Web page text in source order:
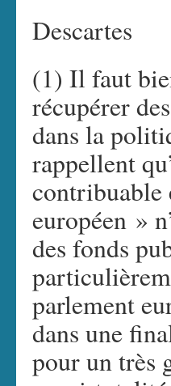
Descartes
(1) Il faut
récupérer
dans la
rappellent
contribuable
européen »
des fonds
parlement
dans une
pour un très